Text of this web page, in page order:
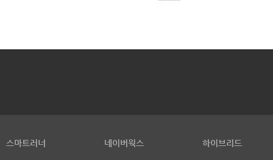
스마트러너 네이버웍스 하이브리드
서울특별시 강남구 봉은사로 644, 3층 (삼성동, 대웅신관) / TEL :